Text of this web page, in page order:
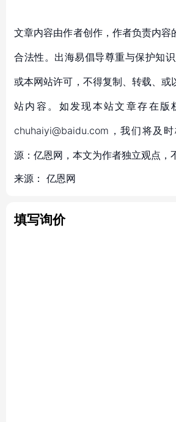
文章内容由作者创作，作者负责内容
合法性。出海易倡导尊重与保护知
或本网站许可，不得复制、转载、或
站内容。如发现本站文章存在版
chuhaiyi@baidu.com，我们将及
源：亿恩网，本文为作者独立观点，
来源： 亿恩网
填写询价